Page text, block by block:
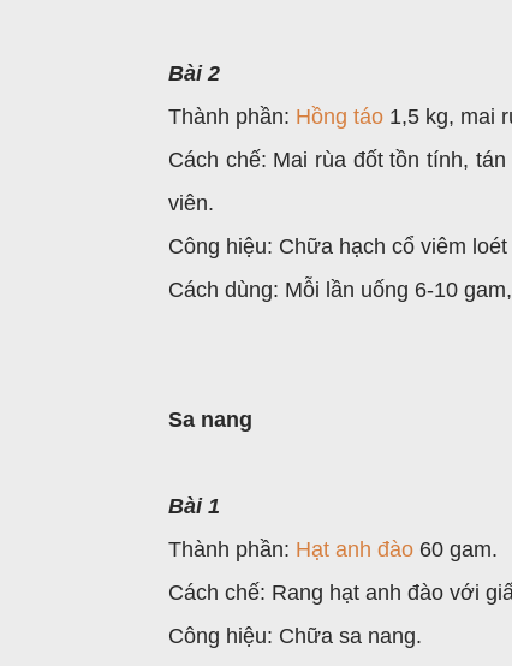
Bài 2
Thành phần: Hồng táo 1,5 kg, mai
Cách chế: Mai rùa đốt tồn tính,
viên.
Công hiệu: Chữa hạch cổ viêm
Cách dùng: Mỗi lần uống 6-10
Sa nang
Bài 1
Thành phần: Hạt anh đào 60 gam.
Cách chế: Rang hạt anh đào với
Công hiệu: Chữa sa nang.